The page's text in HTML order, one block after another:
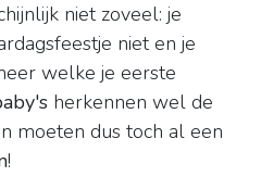
niet zoveel: je
niet en je
welke je eerste
herkennen wel de
moeten dus toch al een
!